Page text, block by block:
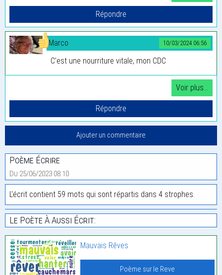
10/03/2024 06:56
Marco
C’est une nourriture vitale, mon CDC
Poème Écrire
Du 25/06/2023 08:10
L'écrit contient 59 mots qui sont répartis dans 4 strophes.
Le Poète À Aussi Écrit:
Mauvais Rêves
Poème sur le Reve